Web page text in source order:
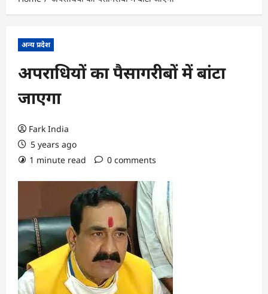
अन्य प्रदेश
अपराधियों का पैसागरीबों में बांटा
जाएगा
Fark India
5 years ago
1 minute read
0 comments